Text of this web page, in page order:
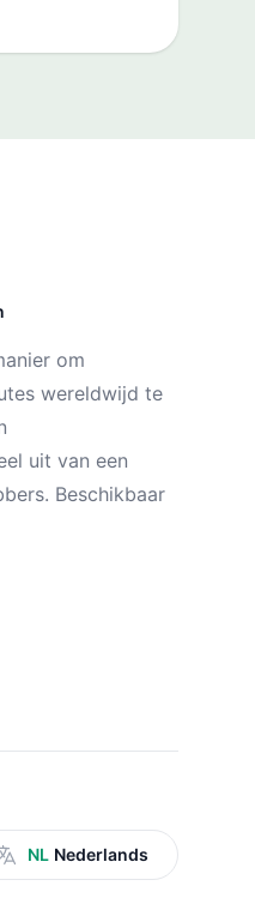
om
wereldwijd te
uit van een
Beschikbaar
NL Nederlands